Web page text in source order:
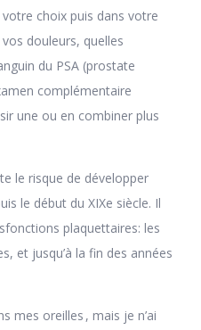
votre choix puis dans votre
douleurs, quelles
du PSA (prostate
complémentaire
une ou en combiner plus
le risque de développer
le début du XIXe siècle. Il
plaquettaires: les
et jusqu’à la fin des années
mes oreilles , mais je n’ai